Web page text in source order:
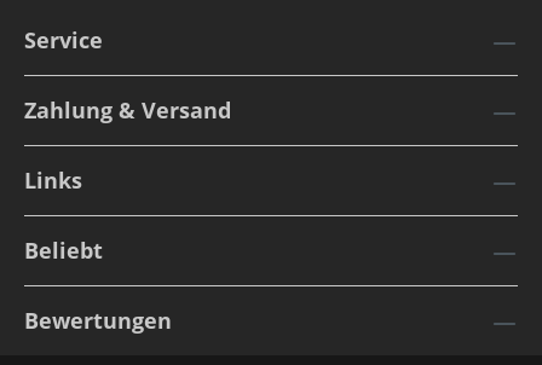
Service
Zahlung & Versand
Links
Beliebt
Bewertungen